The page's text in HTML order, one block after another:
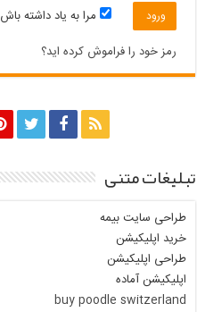
مرا به یاد داشته باش
رمز خود را فراموش کرده اید؟
تبلیغات متنی
طراحی سایت بیمه
خرید اپلیکیشن
طراحی اپلیکیشن
اپلیکیشن آماده
buy poodle switzerland